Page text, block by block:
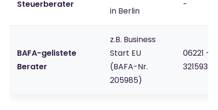
Steuerberater
in Berlin
-
BAFA-gelistete
Berater
z.B. Business
Start EU
(BAFA-Nr.
205985)
06221 -
3215930